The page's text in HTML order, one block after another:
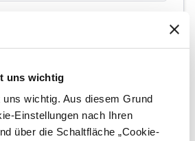
uns wichtig
wichtig. Aus diesem Grund
Einstellungen nach Ihren
über die Schaltfläche „Cookie-
Paolo, Via della Rosa,